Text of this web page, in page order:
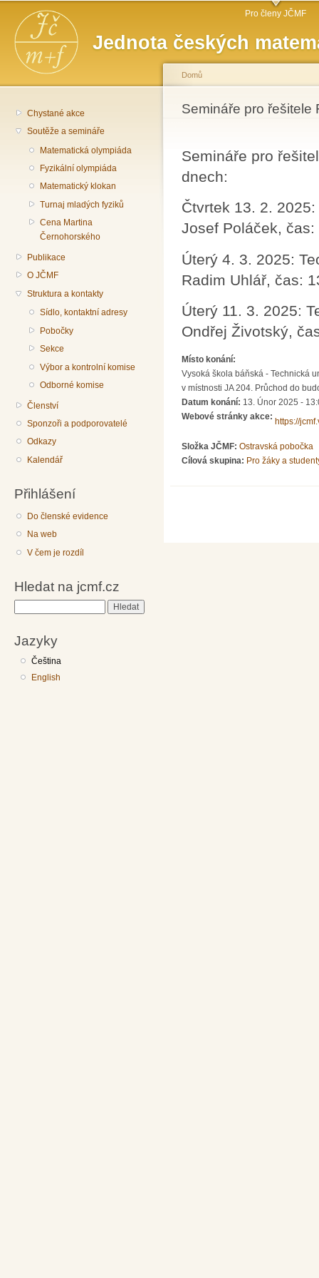
Jednota českých
Hlavní menu Pro členy JČMF
Chystané akce
Soutěže a semináře
Matematická olympiáda
Fyzikální olympiáda
Matematický klokan
Turnaj mladých fyziků
Cena Martina
Černohorského
Publikace
O JČMF
Struktura a kontakty
Sídlo, kontaktní adresy
Pobočky
Sekce
Výbor a kontrolní komise
Odborné komise
Členství
Sponzoři a podporovatelé
Odkazy
Kalendář
Přihlášení
Do členské evidence
Na web
V čem je rozdíl
Hledat na jcmf.cz
Jazyky
Čeština
English
Jste zde
Domů
Semináře pro řešitele
Semináře pro
dnech:
Čtvrtek 13. 2.
Josef Poláček,
Úterý 4. 3. 2025:
Radim Uhlář, čas:
Úterý 11. 3. 2025:
Ondřej Životský,
Místo konání:
Vysoká škola báňská - Technická
v místnosti JA 204. Průchod do
Datum konání: 13. Únor 2025 -
Webové stránky akce:
https://
Složka JČMF: Ostravská pobočka
Cílová skupina: Pro žáky a